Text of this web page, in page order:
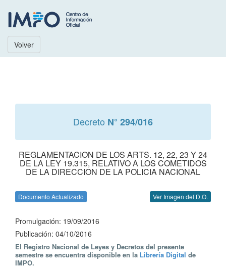
Volver
Decreto N° 294/016
REGLAMENTACION DE LOS ARTS. 12, 22, 23 Y 24
DE LA LEY 19.315, RELATIVO A LOS COMETIDOS
DE LA DIRECCION DE LA POLICIA NACIONAL
Documento Actualizado Ver Imagen del D.O.
Promulgación: 19/09/2016
Publicación: 04/10/2016
El Registro Nacional de Leyes y Decretos del presente
semestre se encuentra disponible en la Librería Digital de
IMPO.